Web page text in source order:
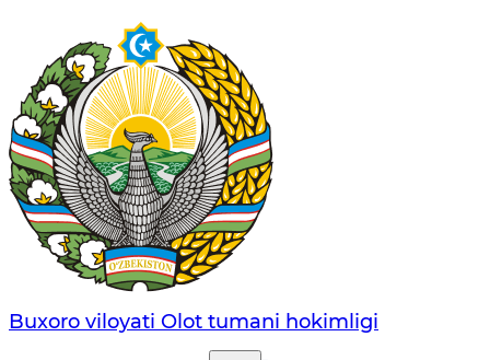
Buxoro viloyati Olot tumani hokimligi